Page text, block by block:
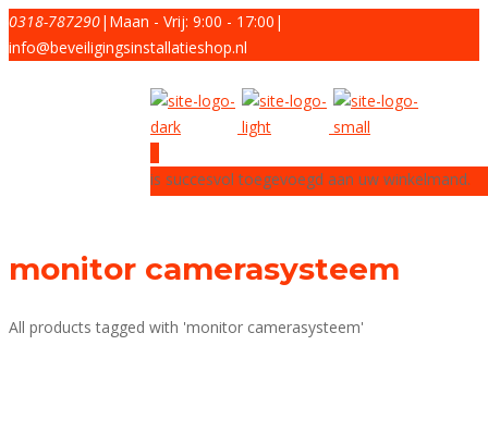
0318-787290| Maan - Vrij: 9:00 - 17:00 |
info@beveiligingsinstallatieshop.nl
is succesvol toegevoegd aan uw winkelmand.
monitor camerasysteem
All products tagged with 'monitor camerasysteem'